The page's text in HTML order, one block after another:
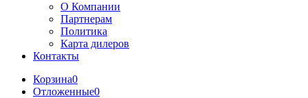
О Компании
Партнерам
Политика
Карта дилеров
Контакты
Корзина0
Отложенные0